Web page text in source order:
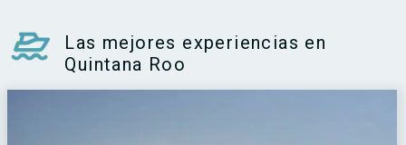
Las mejores experiencias en
Quintana Roo